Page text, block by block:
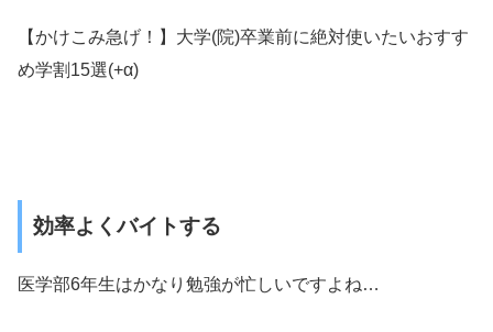
【かけこみ急げ！】大学(院)卒業前に絶対使いたいおすす
め学割15選(+α)
効率よくバイトする
医学部6年生はかなり勉強が忙しいですよね…